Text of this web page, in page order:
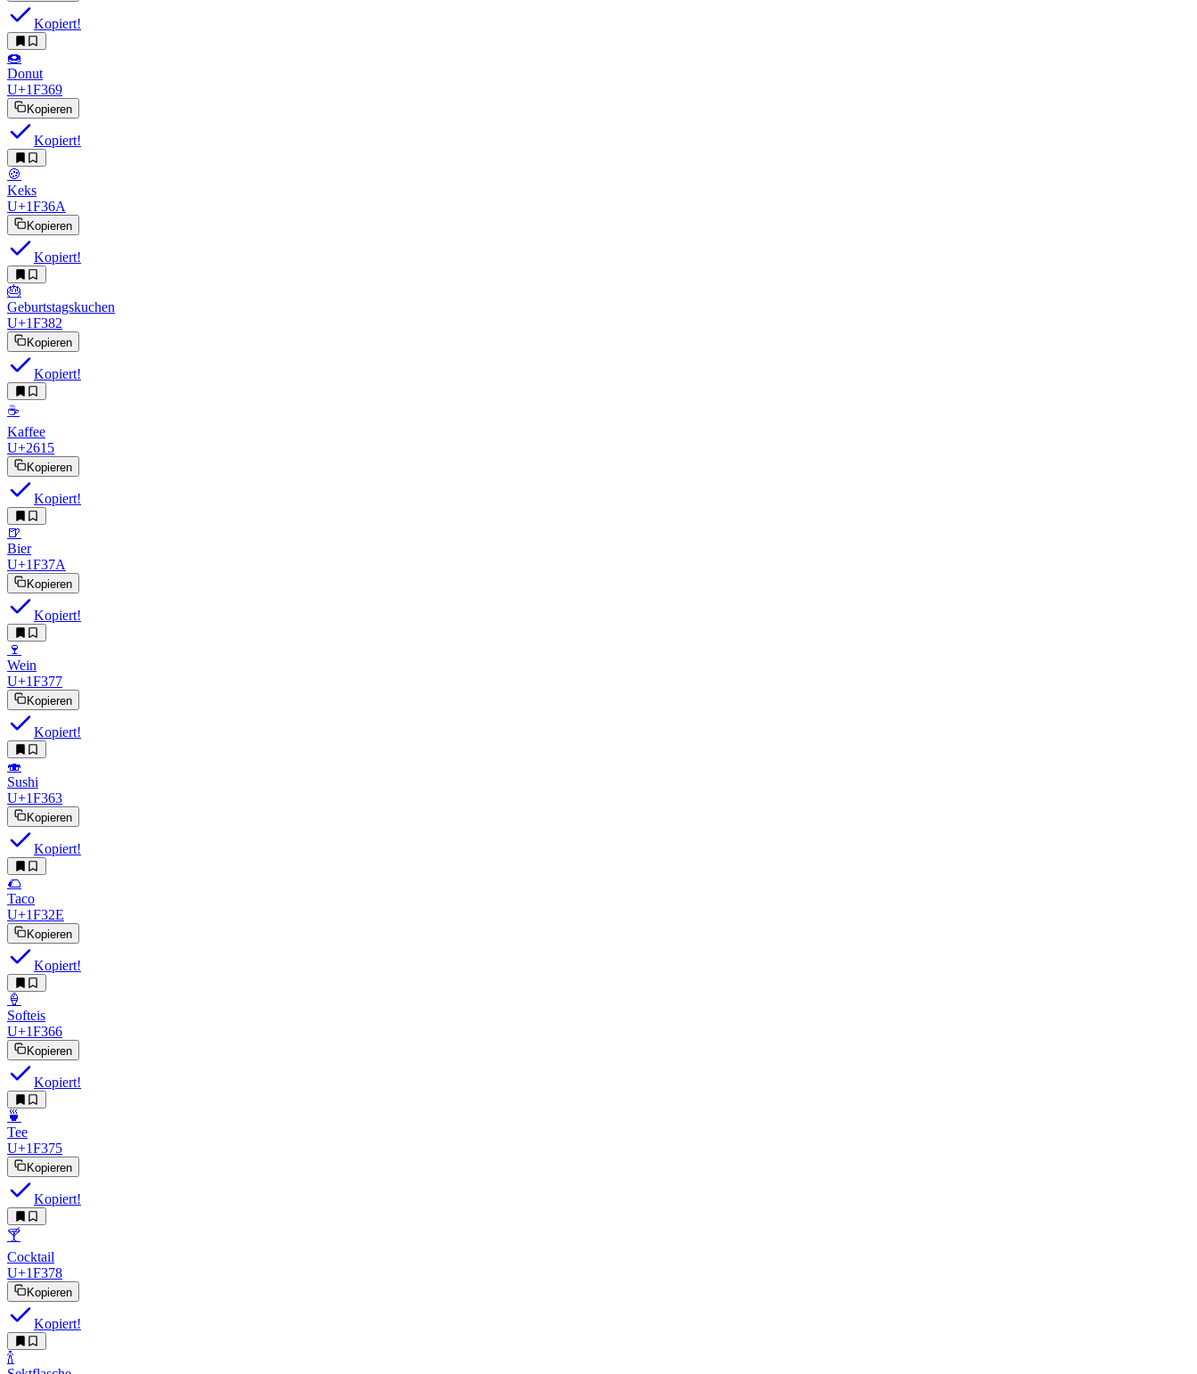
Kopiert!
🍩
Donut
U+1F369
Kopieren
Kopiert!
🍪
Keks
U+1F36A
Kopieren
Kopiert!
🎂
Geburtstagskuchen
U+1F382
Kopieren
Kopiert!
☕
Kaffee
U+2615
Kopieren
Kopiert!
🍺
Bier
U+1F37A
Kopieren
Kopiert!
🍷
Wein
U+1F377
Kopieren
Kopiert!
🍣
Sushi
U+1F363
Kopieren
Kopiert!
🌮
Taco
U+1F32E
Kopieren
Kopiert!
🍦
Softeis
U+1F366
Kopieren
Kopiert!
🍵
Tee
U+1F375
Kopieren
Kopiert!
🍸
Cocktail
U+1F378
Kopieren
Kopiert!
🍾